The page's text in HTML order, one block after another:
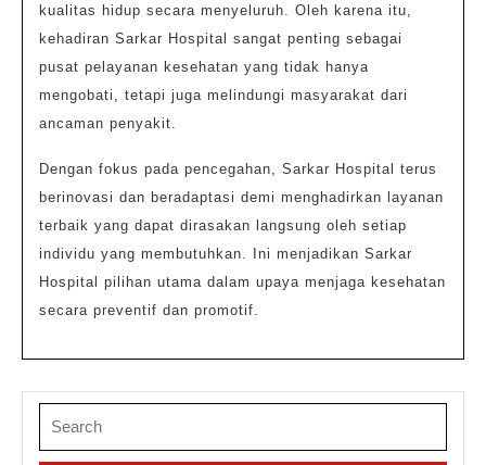
kualitas hidup secara menyeluruh. Oleh karena itu,
kehadiran Sarkar Hospital sangat penting sebagai
pusat pelayanan kesehatan yang tidak hanya
mengobati, tetapi juga melindungi masyarakat dari
ancaman penyakit.
Dengan fokus pada pencegahan, Sarkar Hospital terus
berinovasi dan beradaptasi demi menghadirkan layanan
terbaik yang dapat dirasakan langsung oleh setiap
individu yang membutuhkan. Ini menjadikan Sarkar
Hospital pilihan utama dalam upaya menjaga kesehatan
secara preventif dan promotif.
for: